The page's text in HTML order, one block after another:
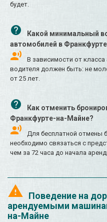
будет.
Какой минимальный
автомобилей в
В зависимости от
водителя должен быть: не
от 25 лет.
Как отменить
Франкфурте-на-Майне?
Для бесплатной отмены
необходимо связаться с
чем за 72 часа до начала
Поведение на
арендуемыми
на-Майне